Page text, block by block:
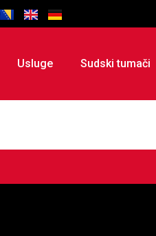
Usluge Sudski tumači